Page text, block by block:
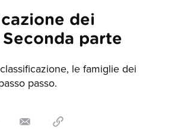
dei
parte
le famiglie dei
passo.